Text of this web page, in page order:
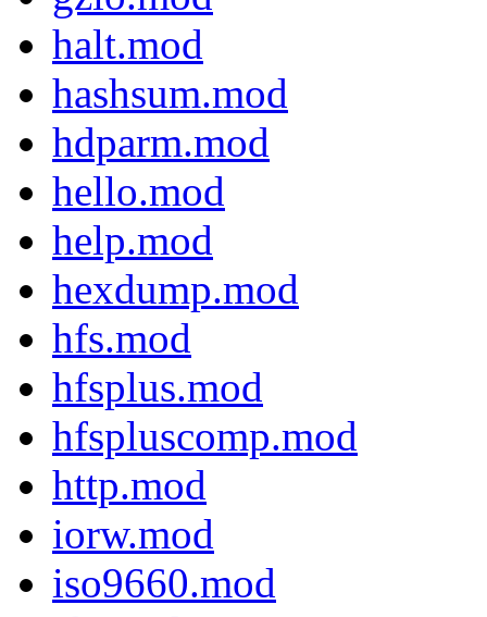
halt.mod
hashsum.mod
hdparm.mod
hello.mod
help.mod
hexdump.mod
hfs.mod
hfsplus.mod
hfspluscomp.mod
http.mod
iorw.mod
iso9660.mod